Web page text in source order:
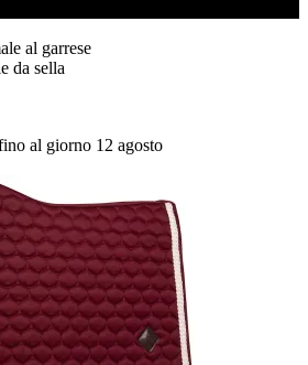
al garrese
da sella
al giorno 12 agosto